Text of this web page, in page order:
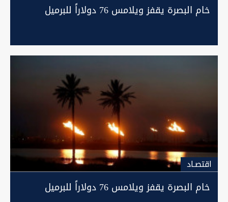
خام البصرة يقفز ويلامس 76 دولاراً للبرميل
اقتصـاد
خام البصرة يقفز ويلامس 76 دولاراً للبرميل